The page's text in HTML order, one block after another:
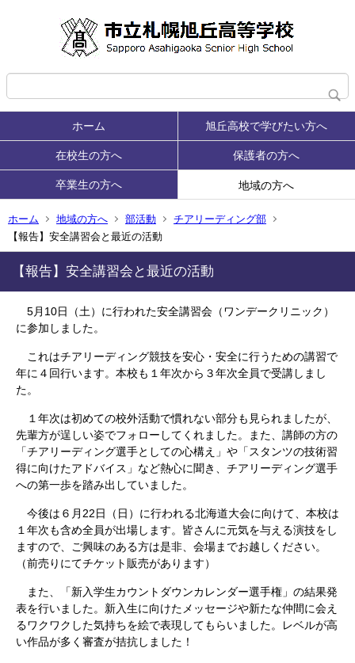
ホーム 旭丘高校で学びたい方へ
在校生の方へ 保護者の方へ
卒業生の方へ 地域の方へ
ホーム 地域の方へ 部活動
チアリーディング部
【報告】安全講習会と最近の活動
【報告】安全講習会と最近の活動
5月10日（土）に行われた安全講習会（ワンデークリニック）
に参加しました。
これはチアリーディング競技を安心・安全に行うための講習で
年に４回行います。本校も１年次から３年次全員で受講しまし
た。
１年次は初めての校外活動で慣れない部分も見られましたが、
先輩方が逞しい姿でフォローしてくれました。また、講師の方の
「チアリーディング選手としての心構え」や「スタンツの技術習
得に向けたアドバイス」など熱心に聞き、チアリーディング選手
への第一歩を踏み出していました。
今後は６月22日（日）に行われる北海道大会に向けて、本校は
１年次も含め全員が出場します。皆さんに元気を与える演技をし
ますので、ご興味のある方は是非、会場までお越しください。
（前売りにてチケット販売があります）
また、「新入学生カウントダウンカレンダー選手権」の結果発
表を行いました。新入生に向けたメッセージや新たな仲間に会え
るワクワクした気持ちを絵で表現してもらいました。レベルが高
い作品が多く審査が拮抗しました！